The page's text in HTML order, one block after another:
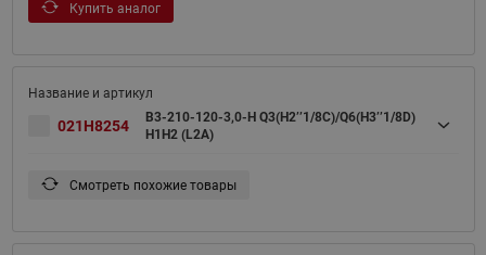
Купить аналог
021H8254
B3-210-120-3,0-H Q3(H2’’1/8C)/Q6(H3’’1/8D)
H1H2 (L2A)
Смотреть похожие товары